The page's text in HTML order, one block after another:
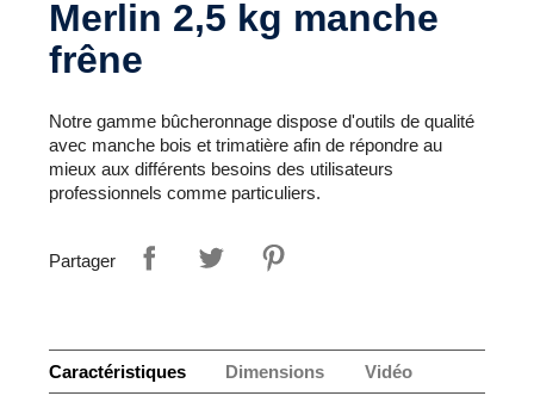
Merlin 2,5 kg manche
frêne
Notre gamme bûcheronnage dispose d'outils de qualité
avec manche bois et trimatière afin de répondre au
mieux aux différents besoins des utilisateurs
professionnels comme particuliers.
Partager
Caractéristiques Dimensions Vidéo